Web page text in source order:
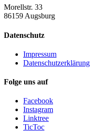
Morellstr. 33
86159 Augsburg
Datenschutz
Impressum
Datenschutzerklärung
Folge uns auf
Facebook
Instagram
Linktree
TicToc